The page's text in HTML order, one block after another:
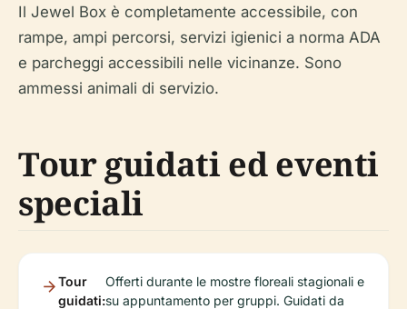
Il Jewel Box è completamente accessibile, con
rampe, ampi percorsi, servizi igienici a norma ADA
e parcheggi accessibili nelle vicinanze. Sono
ammessi animali di servizio.
Tour guidati ed eventi
speciali
Tour
guidati:
Offerti durante le mostre floreali stagionali e
su appuntamento per gruppi. Guidati da